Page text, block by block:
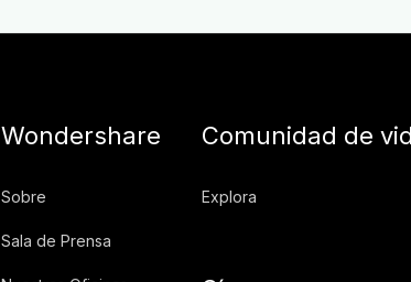
Wondershare
Sobre
Sala de Prensa
Comunidad de
Explora